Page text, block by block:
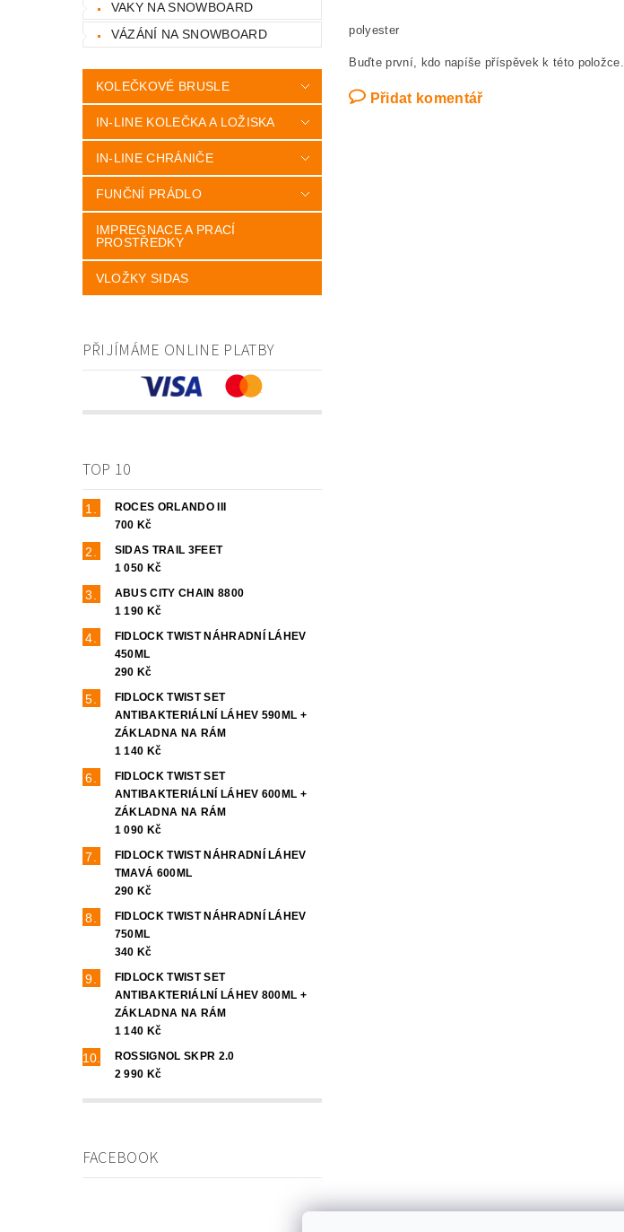
VAKY NA SNOWBOARD
VÁZÁNÍ NA SNOWBOARD
KOLEČKOVÉ BRUSLE
IN-LINE KOLEČKA A LOŽISKA
IN-LINE CHRÁNIČE
FUNČNÍ PRÁDLO
IMPREGNACE A PRACÍ
PROSTŘEDKY
VLOŽKY SIDAS
PŘIJÍMÁME ONLINE PLATBY
TOP 10
ROCES ORLANDO III
700 Kč
SIDAS TRAIL 3FEET
1 050 Kč
ABUS CITY CHAIN 8800
1 190 Kč
FIDLOCK TWIST NÁHRADNÍ LÁHEV
450ML
290 Kč
FIDLOCK TWIST SET
ANTIBAKTERIÁLNÍ LÁHEV 590ML +
ZÁKLADNA NA RÁM
1 140 Kč
FIDLOCK TWIST SET
ANTIBAKTERIÁLNÍ LÁHEV 600ML +
ZÁKLADNA NA RÁM
1 090 Kč
FIDLOCK TWIST NÁHRADNÍ LÁHEV
TMAVÁ 600ML
290 Kč
FIDLOCK TWIST NÁHRADNÍ LÁHEV
750ML
340 Kč
FIDLOCK TWIST SET
ANTIBAKTERIÁLNÍ LÁHEV 800ML +
ZÁKLADNA NA RÁM
1 140 Kč
ROSSIGNOL SKPR 2.0
2 990 Kč
FACEBOOK
polyester
Buďte první, kdo napíše příspěvek k této položce.
Přidat komentář